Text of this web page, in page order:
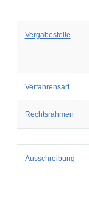
Vergabestelle
Verfahrensart
Rechtsrahmen
Ausschreibung